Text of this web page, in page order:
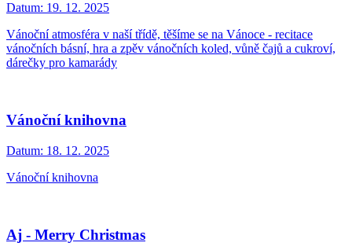
Datum: 19. 12. 2025
Vánoční atmosféra v naší třídě, těšíme se na Vánoce - recitace
vánočních básní, hra a zpěv vánočních koled, vůně čajů a cukroví,
dárečky pro kamarády
Vánoční knihovna
Datum: 18. 12. 2025
Vánoční knihovna
Aj - Merry Christmas